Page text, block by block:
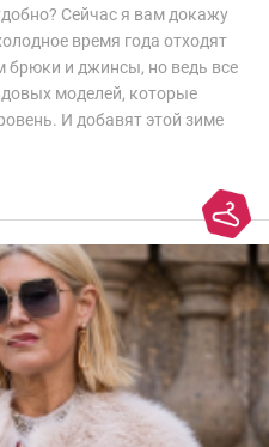
Сейчас я вам докажу
время года отходят
и джинсы, но ведь все
моделей, которые
И добавят этой зиме